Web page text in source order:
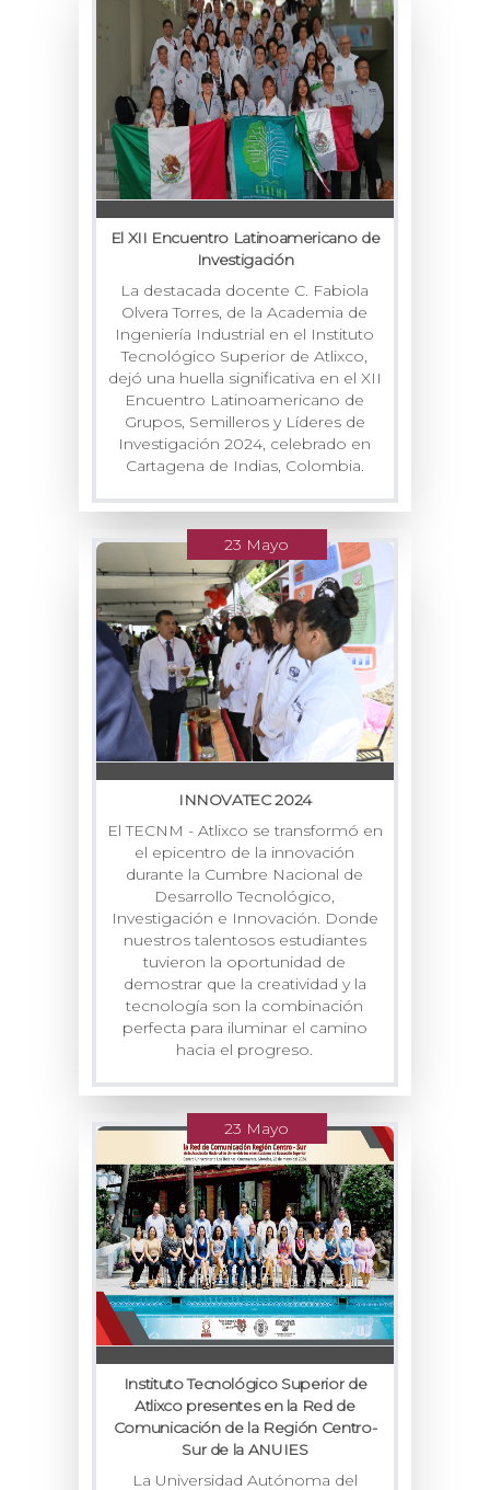
El XII Encuentro Latinoamericano de
Investigación
La destacada docente C. Fabiola
Olvera Torres, de la Academia de
Ingeniería Industrial en el Instituto
Tecnológico Superior de Atlixco,
dejó una huella significativa en el XII
Encuentro Latinoamericano de
Grupos, Semilleros y Líderes de
Investigación 2024, celebrado en
Cartagena de Indias, Colombia.
23 Mayo
INNOVATEC 2024
El TECNM - Atlixco se transformó en
el epicentro de la innovación
durante la Cumbre Nacional de
Desarrollo Tecnológico,
Investigación e Innovación. Donde
nuestros talentosos estudiantes
tuvieron la oportunidad de
demostrar que la creatividad y la
tecnología son la combinación
perfecta para iluminar el camino
hacia el progreso.
23 Mayo
Instituto Tecnológico Superior de
Atlixco presentes en la Red de
Comunicación de la Región Centro-
Sur de la ANUIES
La Universidad Autónoma del